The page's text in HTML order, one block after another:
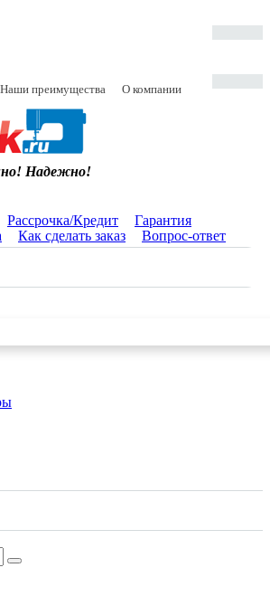
Наши преимущества О компании
Надежно!
Рассрочка/Кредит
Гарантия
Как сделать заказ Вопрос-ответ